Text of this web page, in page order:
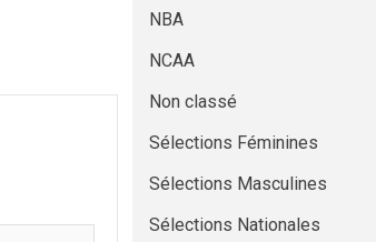
NBA
NCAA
Non classé
Sélections Féminines
Sélections Masculines
Sélections Nationales